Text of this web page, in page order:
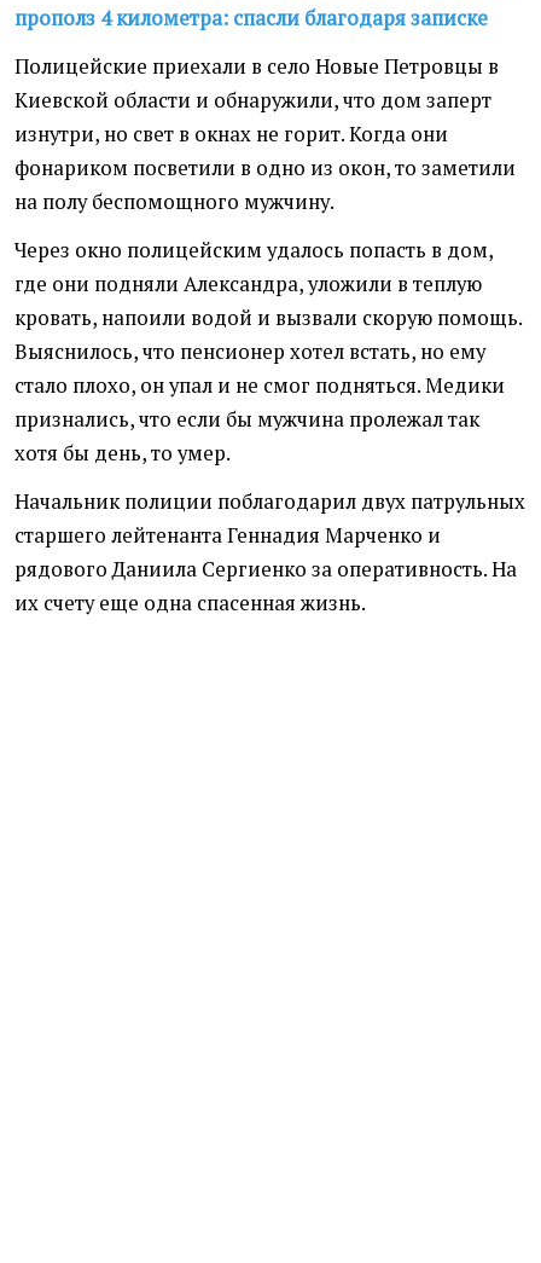
прополз 4 километра: спасли благодаря записке
Полицейские приехали в село Новые Петровцы в
Киевской области и обнаружили, что дом заперт
изнутри, но свет в окнах не горит. Когда они
фонариком посветили в одно из окон, то заметили
на полу беспомощного мужчину.
Через окно полицейским удалось попасть в дом,
где они подняли Александра, уложили в теплую
кровать, напоили водой и вызвали скорую помощь.
Выяснилось, что пенсионер хотел встать, но ему
стало плохо, он упал и не смог подняться. Медики
признались, что если бы мужчина пролежал так
хотя бы день, то умер.
Начальник полиции поблагодарил двух патрульных
старшего лейтенанта Геннадия Марченко и
рядового Даниила Сергиенко за оперативность. На
их счету еще одна спасенная жизнь.